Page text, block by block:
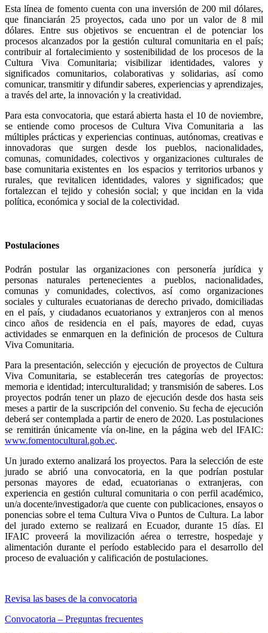
Esta línea de fomento cuenta con una inversión de 200 mil dólares,
que financiarán 25 proyectos, cada uno por un valor de 8 mil
dólares. Entre sus objetivos se encuentran el de potenciar los
procesos alcanzados por la gestión cultural comunitaria en el país;
contribuir al fortalecimiento y sostenibilidad de los procesos de la
Cultura Viva Comunitaria; visibilizar identidades, valores y
significados comunitarios, colaborativas y solidarias, así como
comunicar, transmitir y difundir saberes, experiencias y aprendizajes,
a través del arte, la innovación y la creatividad.
Para esta convocatoria, que estará abierta hasta el 10 de noviembre,
se entiende como procesos de Cultura Viva Comunitaria a las
múltiples prácticas y experiencias continuas, autónomas, creativas e
innovadoras que surgen desde los pueblos, nacionalidades,
comunas, comunidades, colectivos y organizaciones culturales de
base comunitaria existentes en los espacios y territorios urbanos y
rurales, que revitalicen identidades, valores y significados; que
fortalezcan el tejido y cohesión social; y que incidan en la vida
política, económica y social de la colectividad.
Postulaciones
Podrán postular las organizaciones con personería jurídica y
personas naturales pertenecientes a pueblos, nacionalidades,
comunas y comunidades, colectivos, así como organizaciones
sociales y culturales ecuatorianas de derecho privado, domiciliadas
en el país, y ciudadanos ecuatorianos y extranjeros con al menos
cinco años de residencia en el país, mayores de edad, cuyas
actividades se enmarquen en la definición de procesos de Cultura
Viva Comunitaria.
Para la presentación, selección y ejecución de proyectos de Cultura
Viva Comunitaria, se establecerán tres categorías de proyectos:
memoria e identidad; interculturalidad; y transmisión de saberes. Los
proyectos podrán tener un plazo de ejecución desde dos hasta seis
meses a partir de la suscripción del convenio. Su fecha de ejecución
deberá ser contemplada a partir de enero de 2020. Las postulaciones
se remitirán únicamente vía on-line, en la página web del IFAIC:
www.fomentocultural.gob.ec.
Un jurado externo analizará los proyectos. Para la selección de este
jurado se abrió una convocatoria, en la que podrían postular
personas mayores de edad, ecuatorianas o extranjeras, con
experiencia en gestión cultural comunitaria o con perfil académico,
un/a docente/investigador/a que cuente con publicaciones, ensayos o
ponencias sobre el tema Cultura Viva o Puntos de Cultura. La labor
del jurado externo se realizará en Ecuador, durante 15 días. El
IFAIC proveerá la movilización aérea o terrestre, hospedaje y
alimentación durante el período establecido para el desarrollo del
proceso de evaluación y calificación de postulaciones.
Revisa las bases de la convocatoria
Convocatoria – Preguntas frecuentes